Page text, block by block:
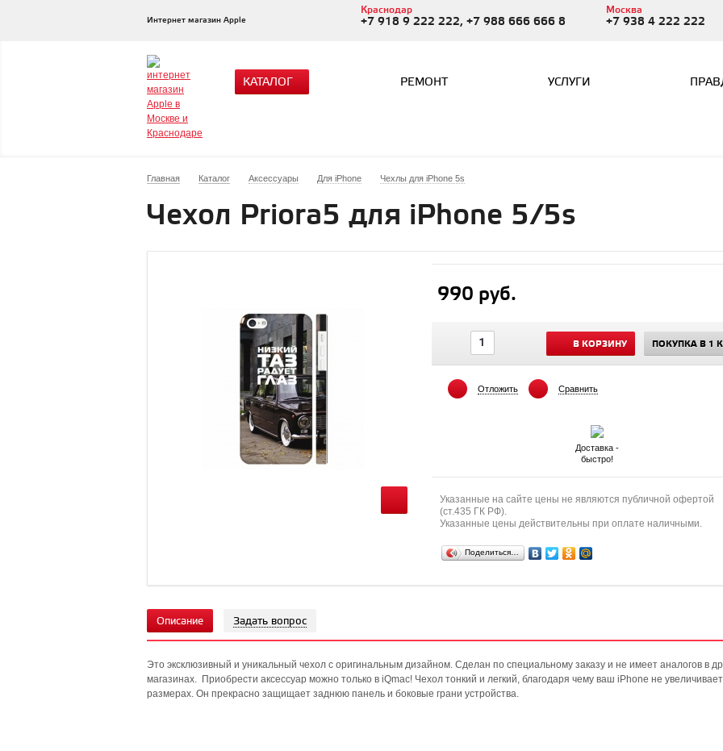
Интернет магазин Apple
Краснодар
+7 918 9 222 222, +7 988 666 666 8
Москва
+7 938 4 222 222
КАТАЛОГ РЕМОНТ УСЛУГИ
Главная Каталог Аксессуары Для iPhone Чехлы для iPhone 5s
Чехол Priora5 для iPhone 5/5s
990 руб.
В КОРЗИНУ ПОКУПКА В 1
Отложить Сравнить
Доставка -
быстро!
Указанные на сайте цены не являются публичной офертой
(ст.435 ГК РФ).
Указанные цены действительны при оплате наличными.
Поделиться…
Описание Задать вопрос
Это эксклюзивный и уникальный чехол с оригинальным дизайном. Сделан по специальному заказу и не имеет аналогов в
магазинах. Приобрести аксессуар можно только в iQmac! Чехол тонкий и легкий, благодаря чему ваш iPhone не
размерах. Он прекрасно защищает заднюю панель и боковые грани устройства.